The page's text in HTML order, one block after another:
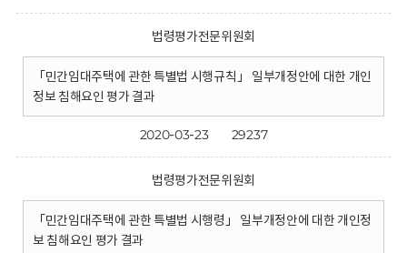
법령평가전문위원회
「민간임대주택에 관한 특별법 시행규칙」 일부개정안에 대한 개인
정보 침해요인 평가 결과
2020-03-23 29237
법령평가전문위원회
「민간임대주택에 관한 특별법 시행령」 일부개정안에 대한 개인정
보 침해요인 평가 결과